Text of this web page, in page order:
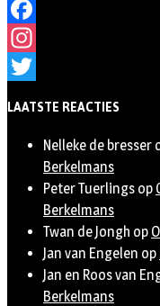
Facebook
Instagram
LAATSTE REACTIES
Nelleke de bresser
Berkelmans
Peter Tuerlings op
Berkelmans
Twan de Jongh op
Jan van Engelen op
Jan en Roos van
Berkelmans